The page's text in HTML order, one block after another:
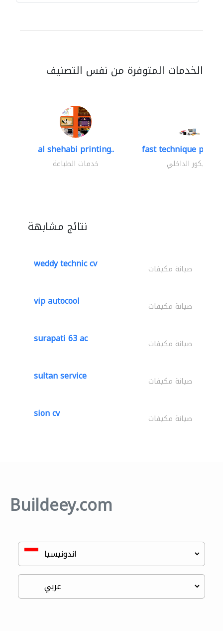
الخدمات المتوفرة من نفس التصنيف
al shehabi printing..
خدمات الطباعة
fast technique pre-
الديكور الداخلي
نتائج مشابهة
weddy technic cv صيانة مكيفات
vip autocool صيانة مكيفات
surapati 63 ac صيانة مكيفات
sultan service صيانة مكيفات
sion cv صيانة مكيفات
Buildeey.com